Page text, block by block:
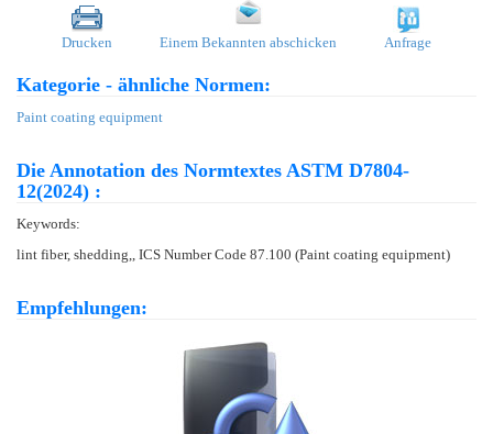
Drucken Einem Bekannten abschicken Anfrage
Kategorie - ähnliche Normen:
Paint coating equipment
Die Annotation des Normtextes ASTM D7804-
12(2024) :
Keywords:
lint fiber, shedding,, ICS Number Code 87.100 (Paint coating equipment)
Empfehlungen: